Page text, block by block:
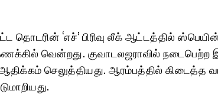
‘எச்’ பிரிவு லீக் ஆட்டத்தில்
வென்றது. குவாடலஜராவில்
செலுத்தியது. ஆரம்பத்தில் கிடைத்த